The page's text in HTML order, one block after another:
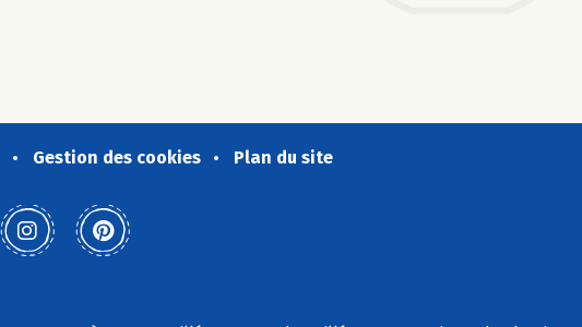
Gestion des cookies Plan du site